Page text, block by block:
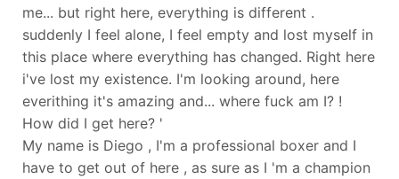
me... but right here, everything is different .
suddenly I feel alone, I feel empty and lost myself in
this place where everything has changed. Right here
i've lost my existence. I'm looking around, here
everithing it's amazing and... where fuck am I? !
How did I get here? '
My name is Diego , I'm a professional boxer and I
have to get out of here , as sure as I 'm a champion